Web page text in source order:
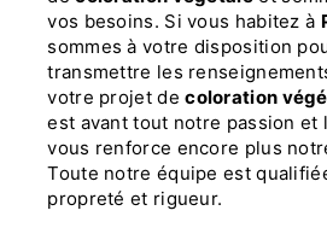
vos besoins. Si vous habitez à
sommes à votre disposition
transmettre les
votre projet decoloration
est avant tout notre passion et
vous renforce encore plus
Toute notre équipe est
propreté et rigueur.